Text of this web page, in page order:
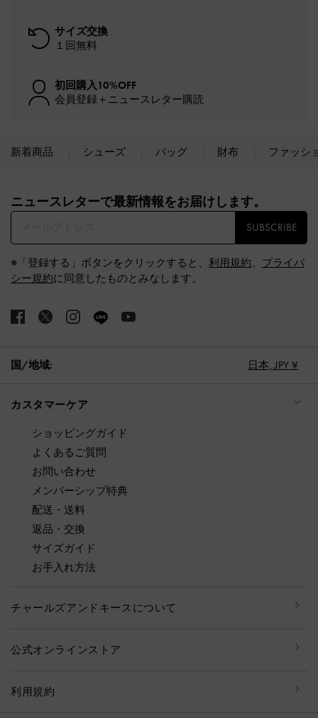
サイズ交換
１回無料
初回購入10%OFF
会員登録＋ニュースレター購読
新着商品 シューズ バッグ 財布 ファッシ
ニュースレターで最新情報をお届けします。​
SUBSCRIBE
※「登録する」ボタンをクリックすると、 利用規約、 プライバ
シー規約に同意したものとみなします。
国/地域: 日本, JPY ¥
カスタマーケア
ショッピングガイド
よくあるご質問
お問い合わせ
メンバーシップ特典
配送・送料
返品・交換
サイズガイド
お手入れ方法
チャールズアンドキースについて
公式オンラインストア
利用規約